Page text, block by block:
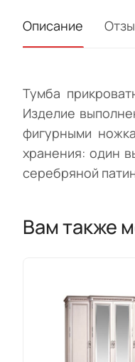
Описание
Тумба
Изделие
фигурными
хранения: один
серебряной
Вам также